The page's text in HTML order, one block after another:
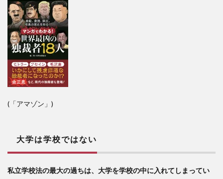
(「アマゾン」)
大学は学校ではない
私立学校法の最大の過ちは、大学を学校の中に入れてしまってい